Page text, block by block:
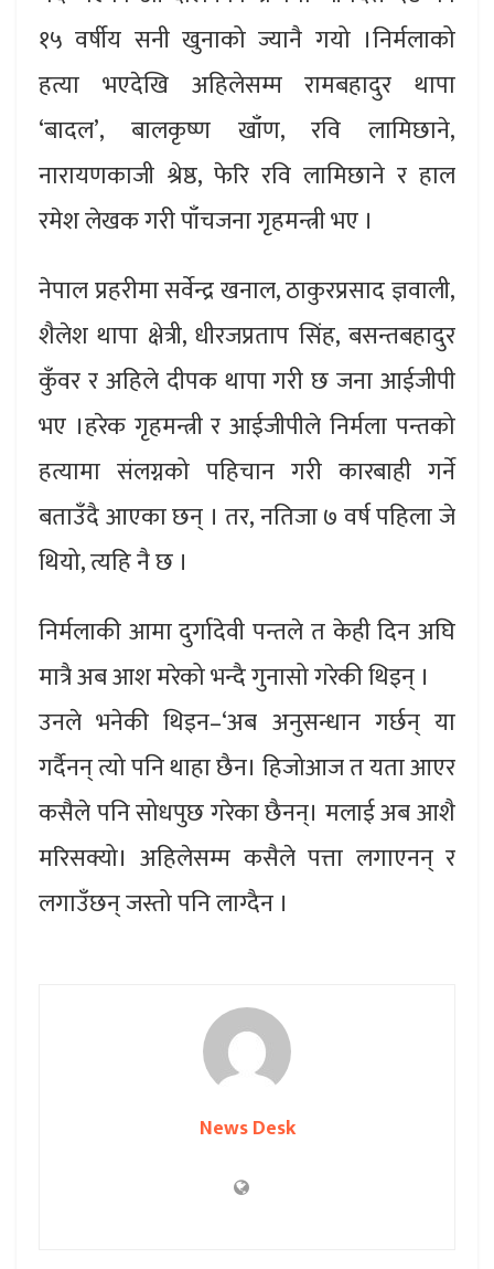
१५ वर्षीय सनी खुनाको ज्यानै गयो ।निर्मलाको
हत्या भएदेखि अहिलेसम्म रामबहादुर थापा
‘बादल’, बालकृष्ण खाँण, रवि लामिछाने,
नारायणकाजी श्रेष्ठ, फेरि रवि लामिछाने र हाल
रमेश लेखक गरी पाँचजना गृहमन्त्री भए ।
नेपाल प्रहरीमा सर्वेन्द्र खनाल, ठाकुरप्रसाद ज्ञवाली,
शैलेश थापा क्षेत्री, धीरजप्रताप सिंह, बसन्तबहादुर
कुँवर र अहिले दीपक थापा गरी छ जना आईजीपी
भए ।हरेक गृहमन्त्री र आईजीपीले निर्मला पन्तको
हत्यामा संलग्नको पहिचान गरी कारबाही गर्ने
बताउँदै आएका छन् । तर, नतिजा ७ वर्ष पहिला जे
थियो, त्यहि नै छ ।
निर्मलाकी आमा दुर्गादेवी पन्तले त केही दिन अघि
मात्रै अब आश मरेको भन्दै गुनासो गरेकी थिइन् ।
उनले भनेकी थिइन–‘अब अनुसन्धान गर्छन् या
गर्दैनन् त्यो पनि थाहा छैन। हिजोआज त यता आएर
कसैले पनि सोधपुछ गरेका छैनन्। मलाई अब आशै
मरिसक्यो। अहिलेसम्म कसैले पत्ता लगाएनन् र
लगाउँछन् जस्तो पनि लाग्दैन ।
News Desk